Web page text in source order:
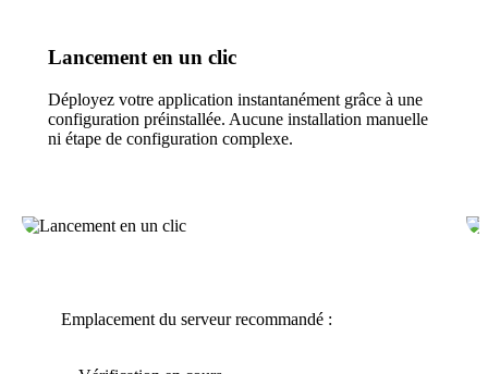
Lancement en un clic
Déployez votre application instantanément grâce à une
configuration préinstallée. Aucune installation manuelle
ni étape de configuration complexe.
Emplacement du serveur recommandé :